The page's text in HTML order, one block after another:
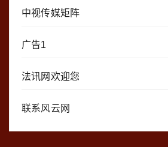
中视传媒矩阵
广告1
法讯网欢迎您
联系风云网